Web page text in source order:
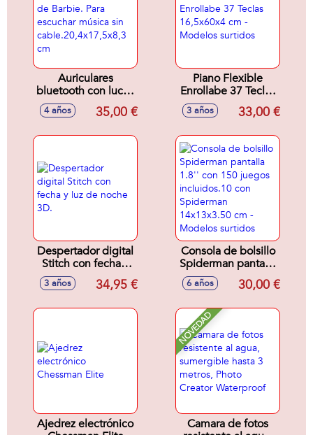
Auriculares
bluetooth con luces
de Barbie. Para
escuchar música
cable.20,4x17,5x8,3
4 años 35,00 €
Piano Flexible
Enrollabe 37 Teclas
16,5x60x4 cm -
Modelos surtidos
3 años 33,00 €
Despertador digital
Stitch con fecha y
luz de noche 3D.
3 años 34,95 €
Consola de bolsillo
Spiderman pantalla
1.8'' con 150
juegos incluidos.10
14x13x3.50 cm -
Modelos surtidos
6 años 30,00 €
Ajedrez electrónico
NOVEDAD
Camara de fotos